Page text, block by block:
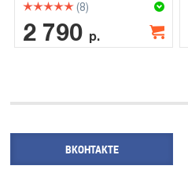
(8)
2 790 р.
ВКОНТАКТЕ